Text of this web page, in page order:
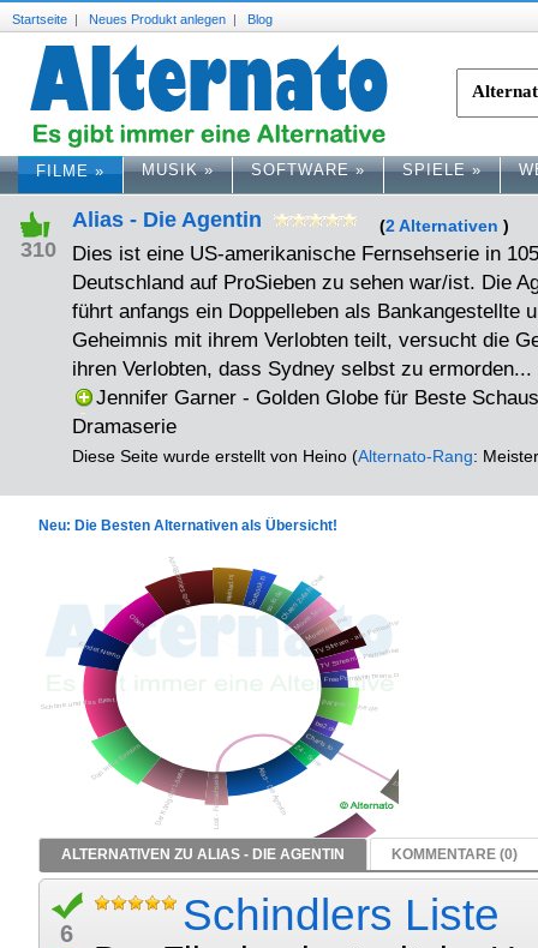
Startseite | Neues Produkt anlegen | Blog
FILME» MUSIK» SOFTWARE» SPIELE»
310
Alias - Die Agentin (2 Alternativen )
Dies ist eine US-amerikanische Fernsehserie in
Deutschland auf ProSieben zu sehen war/ist. Die
führt anfangs ein Doppelleben als Bankangestellte
Geheimnis mit ihrem Verlobten teilt, versucht die
ihren Verlobten, dass Sydney selbst zu ermorden...
Jennifer Garner - Golden Globe für Beste
Dramaserie
Diese Seite wurde erstellt von Heino (Alternato-Rang:
Neu: Die Besten Alternativen als Übersicht!
ALTERNATIVEN ZU ALIAS - DIE AGENTIN KOMMENTARE (0)
6 Schindlers Liste